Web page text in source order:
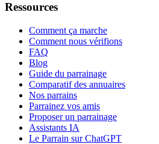
Ressources
Comment ça marche
Comment nous vérifions
FAQ
Blog
Guide du parrainage
Comparatif des annuaires
Nos parrains
Parrainez vos amis
Proposer un parrainage
Assistants IA
Le Parrain sur ChatGPT